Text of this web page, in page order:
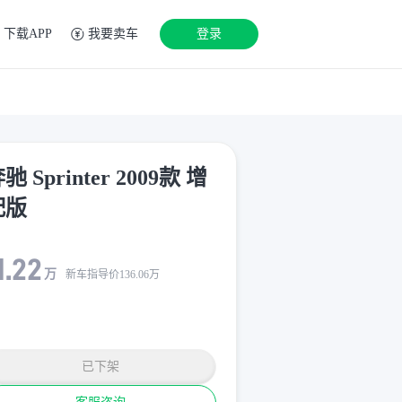
下载APP 我要卖车 登录
驰 Sprinter 2009款 增
版
万 新车指导价136.06万
已下架